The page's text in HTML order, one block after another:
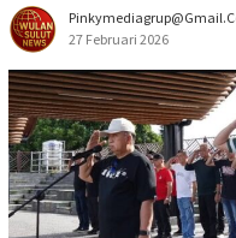
27 Februari 2026